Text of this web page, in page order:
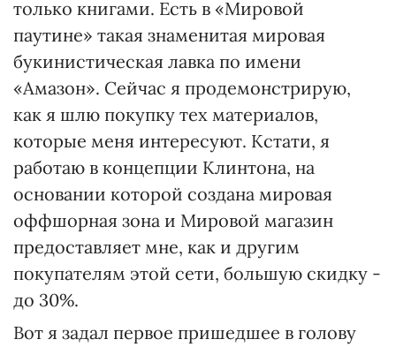
только книгами. Есть в «Мировой
паутине» такая знаменитая мировая
букинистическая лавка по имени
«Амазон». Сейчас я продемонстрирую,
как я шлю покупку тех материалов,
которые меня интересуют. Кстати, я
работаю в концепции Клинтона, на
основании которой создана мировая
оффшорная зона и Мировой магазин
предоставляет мне, как и другим
покупателям этой сети, большую скидку -
до 30%.
Вот я задал первое пришедшее в голову